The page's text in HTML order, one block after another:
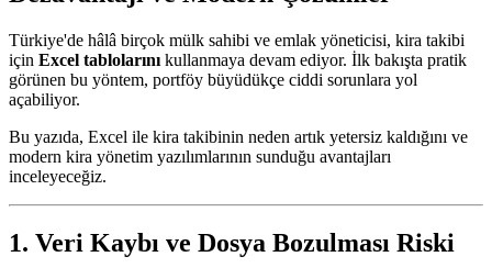
Türkiye'de hâlâ birçok mülk sahibi ve emlak yöneticisi, kira takibi
için Excel tablolarını kullanmaya devam ediyor. İlk bakışta pratik
görünen bu yöntem, portföy büyüdükçe ciddi sorunlara yol
açabiliyor.
Bu yazıda, Excel ile kira takibinin neden artık yetersiz kaldığını ve
modern kira yönetim yazılımlarının sunduğu avantajları
inceleyeceğiz.
1. Veri Kaybı ve Dosya Bozulması Riski